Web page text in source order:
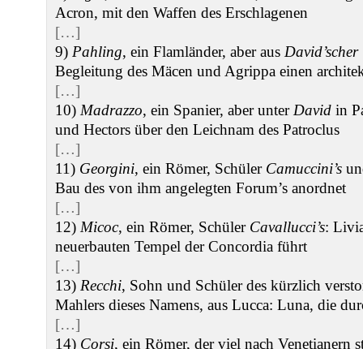
Acron, mit den Waffen des Erschlagenen
[…]
9) Pahling, ein Flamländer, aber aus David’scher
Begleitung des Mäcen und Agrippa einen
[…]
10) Madrazzo, ein Spanier, aber unter David in
und Hectors über den Leichnam des Patroclus
[…]
11) Georgini, ein Römer, Schüler Camuccini’s
Bau des von ihm angelegten Forum’s anordnet
[…]
12) Micoc, ein Römer, Schüler Cavallucci’s:
neuerbauten Tempel der Concordia führt
[…]
13) Recchi, Sohn und Schüler des kürzlich
Mahlers dieses Namens, aus Lucca: Luna, die
[…]
14) Corsi, ein Römer, der viel nach Venetianern